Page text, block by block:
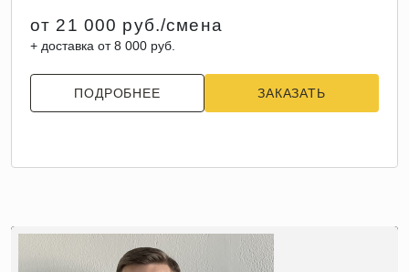
от 21 000 руб./смена
+ доставка от 8 000 руб.
ПОДРОБНЕЕ ЗАКАЗАТЬ